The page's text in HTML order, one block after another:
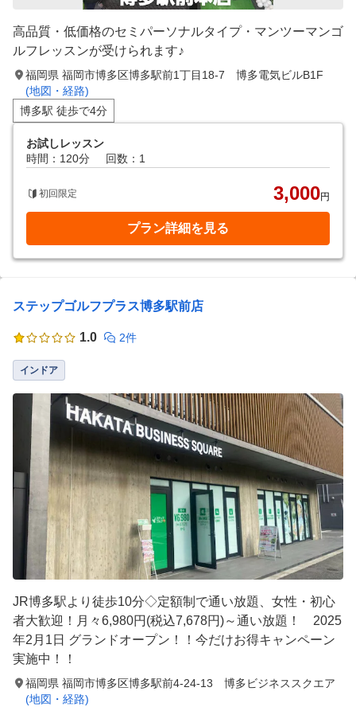
高品質・低価格のセミパーソナルタイプ・マンツーマンゴ
ルフレッスンが受けられます♪
福岡県 福岡市博多区博多駅前1丁目18-7 博多電気ビルB1F
(地図・経路)
博多駅 徒歩で4分
お試しレッスン
時間：120分
回数：1
初回限定 3,000円
プラン詳細を見る
ステップゴルフプラス博多駅前店
1.0 2件
インドア
JR博多駅より徒歩10分◇定額制で通い放題、女性・初心
者大歓迎！月々6,980円(税込7,678円)～通い放題！ 2025
年2月1日 グランドオープン！！今だけお得キャンペーン
実施中！！
福岡県 福岡市博多区博多駅前4-24-13 博多ビジネススクエア
(地図・経路)